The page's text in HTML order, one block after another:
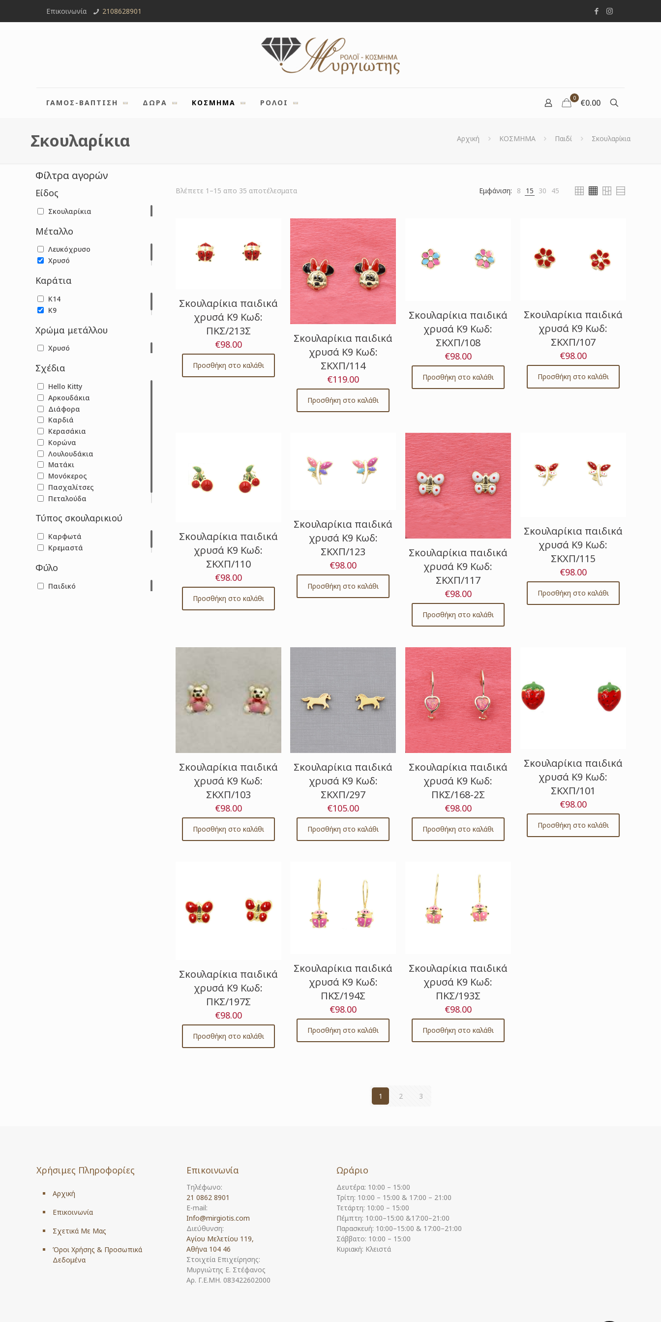
Επικοινωνία 2108628901
ΓΑΜΟΣ-ΒΑΠΤΙΣΗ ΔΩΡΑ ΚΟΣΜΗΜΑ ΡΟΛΟΙ
0 €0.00
Σκουλαρίκια Αρχική ΚΟΣΜΗΜΑ Παιδί Σκουλαρίκια
Βλέπετε 1–15 απο 35 αποτέλεσματαSorted
Εμφάνιση: 8 15 30 45
Σκουλαρίκια παιδικά
χρυσά Κ9 Κωδ:
ΠΚΣ/213Σ
€98.00
Προσθήκη στο καλάθι
Σκουλαρίκια παιδικά
χρυσά Κ9 Κωδ:
ΣΚΧΠ/114
€119.00
Προσθήκη στο καλάθι
Σκουλαρίκια παιδικά
χρυσά Κ9 Κωδ:
ΣΚΧΠ/108
€98.00
Προσθήκη στο καλάθι
Σκουλαρίκια παιδικά
χρυσά Κ9 Κωδ:
ΣΚΧΠ/107
€98.00
Προσθήκη στο καλάθι
Σκουλαρίκια παιδικά
χρυσά Κ9 Κωδ:
ΣΚΧΠ/110
€98.00
Προσθήκη στο καλάθι
Σκουλαρίκια παιδικά
χρυσά Κ9 Κωδ:
ΣΚΧΠ/123
€98.00
Προσθήκη στο καλάθι
Σκουλαρίκια παιδικά
χρυσά Κ9 Κωδ:
ΣΚΧΠ/117
€98.00
Προσθήκη στο καλάθι
Σκουλαρίκια παιδικά
χρυσά Κ9 Κωδ:
ΣΚΧΠ/115
€98.00
Προσθήκη στο καλάθι
Σκουλαρίκια παιδικά
χρυσά Κ9 Κωδ:
ΣΚΧΠ/103
€98.00
Προσθήκη στο καλάθι
Σκουλαρίκια παιδικά
χρυσά Κ9 Κωδ:
ΣΚΧΠ/297
€105.00
Προσθήκη στο καλάθι
Σκουλαρίκια παιδικά
χρυσά Κ9 Κωδ:
ΠΚΣ/168-2Σ
€98.00
Προσθήκη στο καλάθι
Σκουλαρίκια παιδικά
χρυσά Κ9 Κωδ:
ΣΚΧΠ/101
€98.00
Προσθήκη στο καλάθι
Σκουλαρίκια παιδικά
χρυσά Κ9 Κωδ:
ΠΚΣ/197Σ
€98.00
Προσθήκη στο καλάθι
Σκουλαρίκια παιδικά
χρυσά Κ9 Κωδ:
ΠΚΣ/194Σ
€98.00
Προσθήκη στο καλάθι
Σκουλαρίκια παιδικά
χρυσά Κ9 Κωδ:
ΠΚΣ/193Σ
€98.00
Προσθήκη στο καλάθι
1 2 3
Φίλτρα αγορών
Είδος
Σκουλαρίκια
Μέταλλο
Λευκόχρυσο
Χρυσό
Καράτια
Κ14
Κ9
Χρώμα μετάλλου
Χρυσό
Σχέδια
Hello Kitty
Αρκουδάκια
Διάφορα
Καρδιά
Κερασάκια
Κορώνα
Λουλουδάκια
Ματάκι
Μονόκερος
Πασχαλίτσες
Πεταλούδα
Τύπος σκουλαρικιού
Καρφωτά
Κρεμαστά
Φύλο
Παιδικό
Χρήσιμες Πληροφορίες
Αρχική
Επικοινωνία
Σχετικά Με Μας
Όροι Χρήσης & Προσωπικά
Δεδομένα
Επικοινωνία
Τηλέφωνο:
21 0862 8901
E-mail:
Info@mirgiotis.com
Διεύθυνση:
Αγίου Μελετίου 119,
Αθήνα 104 46
Στοιχεία Επιχείρησης:
Μυργιώτης Ε. Στέφανος
Αρ. Γ.Ε.ΜΗ. 083422602000
Ωράριο
Δευτέρα: 10:00 – 15:00
Τρίτη: 10:00 – 15:00 & 17:00 – 21:00
Τετάρτη: 10:00 – 15:00
Πέμπτη: 10:00–15:00 &17:00–21:00
Παρασκευή: 10:00–15:00 & 17:00–21:00
Σάββατο: 10:00 – 15:00
Κυριακή: Κλειστά